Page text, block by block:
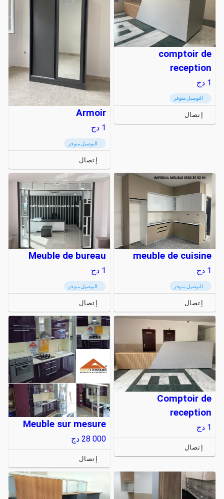
comptoir de
reception
1 دج
التوصيل متوفر
إتصال Armoir
1 دج
التوصيل متوفر
إتصال
meuble de cuisine
1 دج
التوصيل متوفر
إتصال
Meuble de bureau
1 دج
التوصيل متوفر
إتصال
Comptoir de
reception
1 دج
إتصال
Meuble sur mesure
28 000 دج
إتصال